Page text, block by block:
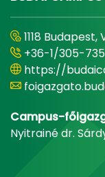
1118
+36-1/305-
https://
Campus-
Nyitrainé dr.